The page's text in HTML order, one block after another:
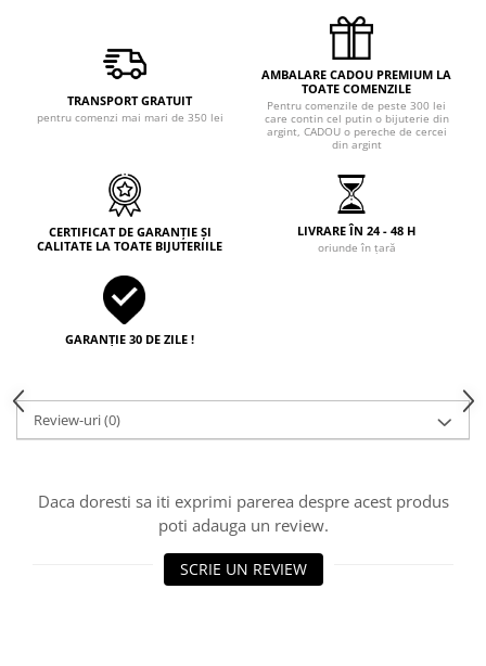
TRANSPORT GRATUIT
pentru comenzi mai mari de 350 lei
AMBALARE CADOU PREMIUM LA
TOATE COMENZILE
Pentru comenzile de peste 300 lei
care contin cel putin o bijuterie din
argint, CADOU o pereche de cercei
din argint
CERTIFICAT DE GARANȚIE ȘI
CALITATE LA TOATE BIJUTERIILE
LIVRARE ÎN 24 - 48 H
oriunde în țară
GARANȚIE 30 DE ZILE !
Review-uri(0)
Daca doresti sa iti exprimi parerea despre acest produs
poti adauga un review.
SCRIE UN REVIEW